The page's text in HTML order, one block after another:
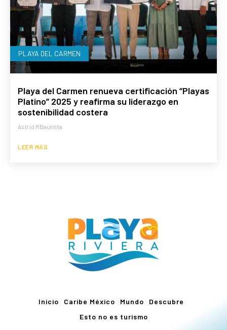
PLAYA DEL CARMEN
Playa del Carmen renueva certificación “Playas
Platino” 2025 y reafirma su liderazgo en
sostenibilidad costera
Astrid RBautista
LEER MÁS
Inicio Caribe México Mundo
Descubre
Esto no es turismo